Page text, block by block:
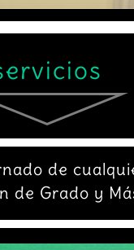
de
de Grado y